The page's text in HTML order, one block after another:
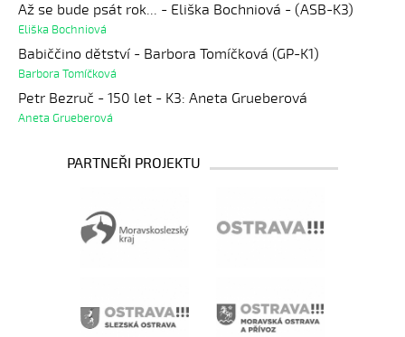
Až se bude psát rok... - Eliška Bochniová - (ASB-K3)
Eliška Bochniová
Babiččino dětství - Barbora Tomíčková (GP-K1)
Barbora Tomíčková
Petr Bezruč - 150 let - K3: Aneta Grueberová
Aneta Grueberová
PARTNEŘI PROJEKTU